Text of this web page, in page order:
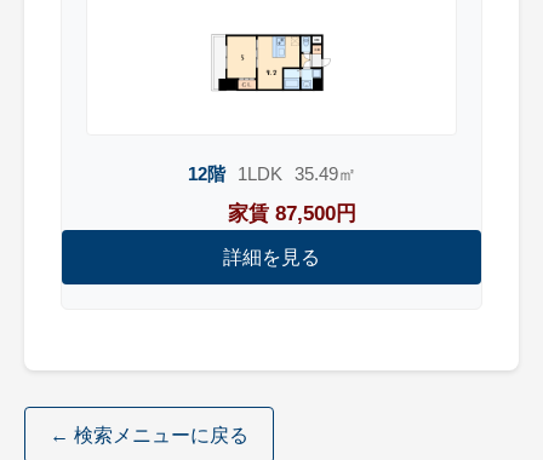
12階 1LDK 35.49㎡
家賃 87,500円
詳細を見る
← 検索メニューに戻る